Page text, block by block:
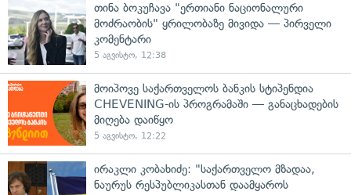
თინა ბოკუჩავა "ერთიანი ნაციონალური
მოძრაობის" ყრილობაზე მივიდა — პირველი
კომენტარი
5 აგვისტო, 12:38
მოიპოვე საქართველოს ბანკის სტიპენდია
CHEVENING-ის პროგრამაში — განაცხადების
მიღება დაიწყო
5 აგვისტო, 12:22
ირაკლი კობახიძე: "საქართველო მზადაა,
ნაურუს რესპუბლიკასთან დაამყაროს